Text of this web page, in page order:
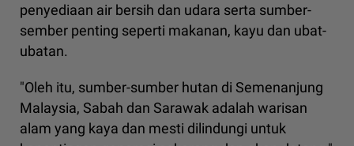
penyediaan air bersih dan udara serta sumber-
sember penting seperti makanan, kayu dan ubat-
ubatan.
"Oleh itu, sumber-sumber hutan di Semenanjung
Malaysia, Sabah dan Sarawak adalah warisan
alam yang kaya dan mesti dilindungi untuk